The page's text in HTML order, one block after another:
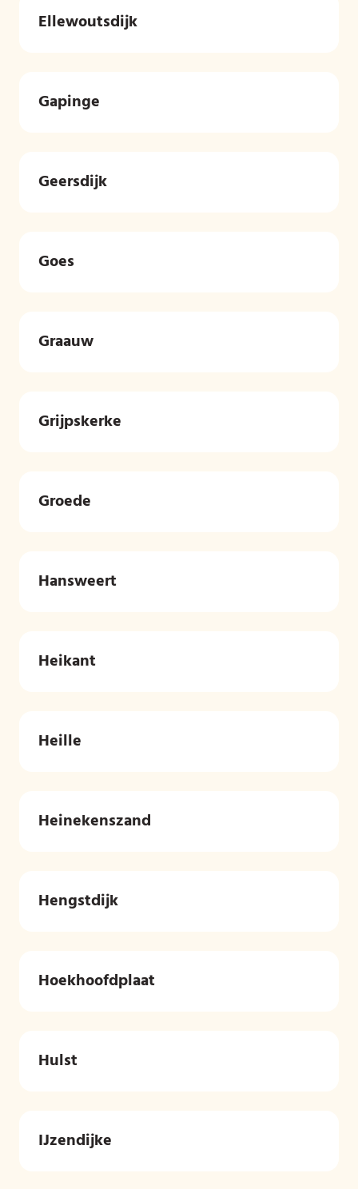
Ellewoutsdijk
Gapinge
Geersdijk
Goes
Graauw
Grijpskerke
Groede
Hansweert
Heikant
Heille
Heinekenszand
Hengstdijk
Hoekhoofdplaat
Hulst
IJzendijke